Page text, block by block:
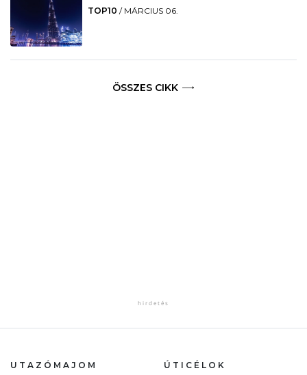
TOP10 / MÁRCIUS 06.
ÖSSZES CIKK
UTAZÓMAJOM ÚTICÉLOK